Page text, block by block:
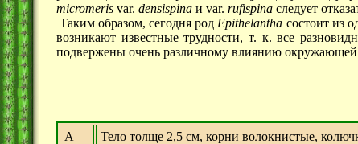
micromeris var. densispina и var. rufispina следует
Таким образом, сегодня родEpithelantha состоит из
возникают известные трудности, т. к. все
подвержены очень различному влиянию окружающей
А
Тело толще 2,5 см, корни волокнистые,